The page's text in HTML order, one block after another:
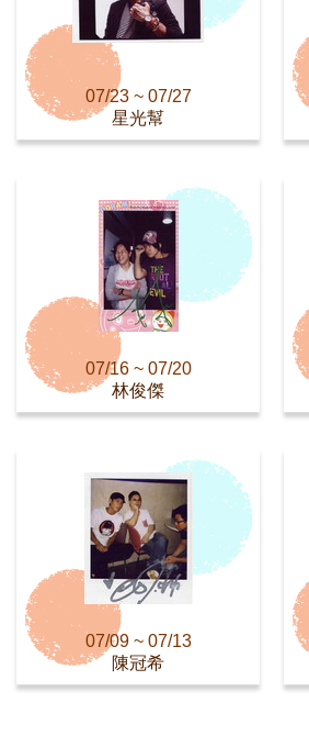
07/23 ~ 07/27
星光幫
07/16 ~ 07/20
林俊傑
07/09 ~ 07/13
陳冠希